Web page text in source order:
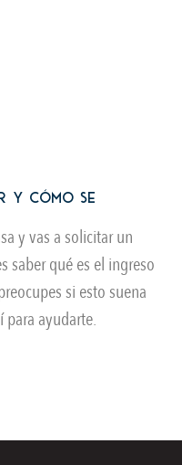
y cómo se
y vas a solicitar un
saber qué es el ingreso
si esto suena
ayudarte.